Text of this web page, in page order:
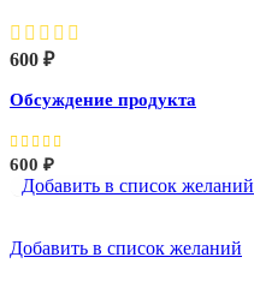
600 ₽
Обсуждение продукта
600 ₽
Добавить в список желаний
Добавить в список желаний